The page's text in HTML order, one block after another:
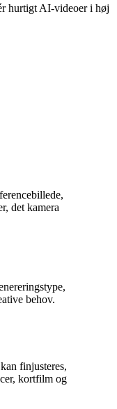
hurtigt AI-videoer i høj
det kamera
behov.
finjusteres,
kortfilm og